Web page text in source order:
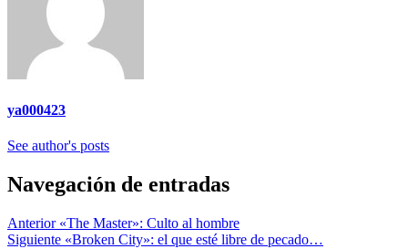
ya000423
See author's posts
Navegación de entradas
Anterior«The Master»: Culto al hombre
Siguiente «Broken City»: el que esté libre de pecado…